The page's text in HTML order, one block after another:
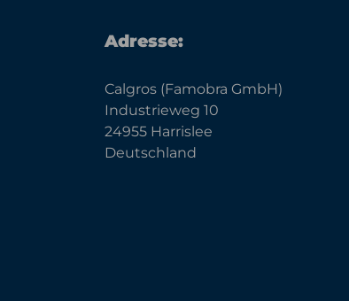
Adresse:
Calgros (Famobra GmbH)
Industrieweg 10
24955 Harrislee
Deutschland